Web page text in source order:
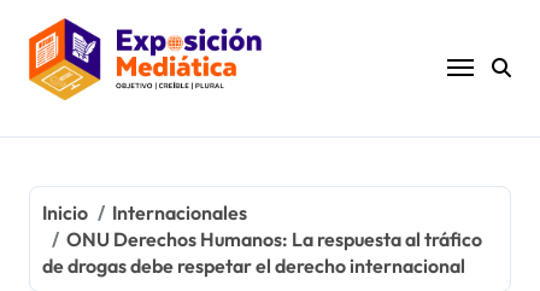
contenido
Inicio
Internacionales
ONU Derechos Humanos: La respuesta al tráfico
de drogas debe respetar el derecho internacional